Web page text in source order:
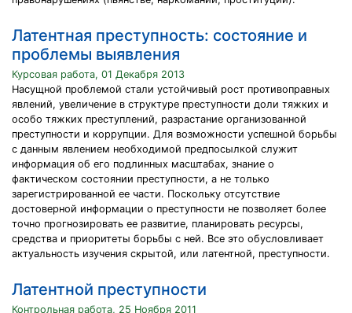
Латентная преступность: состояние и
проблемы выявления
Курсовая работа, 01 Декабря 2013
Насущной проблемой стали устойчивый рост противоправных
явлений, увеличение в структуре преступности доли тяжких и
особо тяжких преступлений, разрастание организованной
преступности и коррупции. Для возможности успешной борьбы
с данным явлением необходимой предпосылкой служит
информация об его подлинных масштабах, знание о
фактическом состоянии преступности, а не только
зарегистрированной ее части. Поскольку отсутствие
достоверной информации о преступности не позволяет более
точно прогнозировать ее развитие, планировать ресурсы,
средства и приоритеты борьбы с ней. Все это обусловливает
актуальность изучения скрытой, или латентной, преступности.
Латентной преступности
Контрольная работа, 25 Ноября 2011